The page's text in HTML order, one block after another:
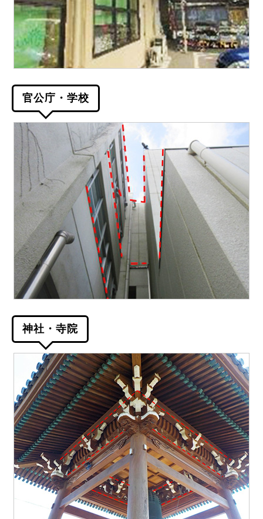
官公庁・学校
神社・寺院